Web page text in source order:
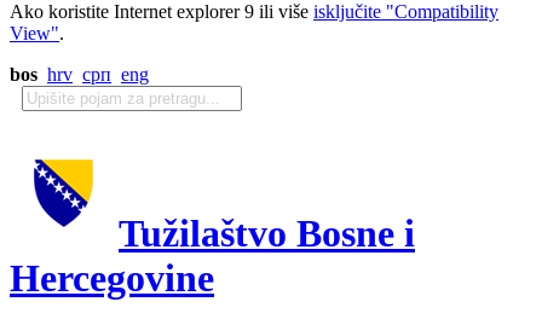
Ako koristite Internet explorer 9 ili više isključite "Compatibility
View".
bos hrv срп eng
Tužilaštvo Bosne i
Hercegovine